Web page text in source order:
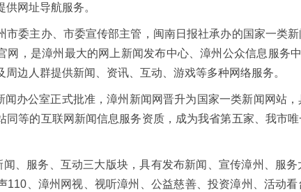
网址导航服务。
市委主办、市委宣传部主管，闽南日报社承办的国家一类
网，是漳州最大的网上新闻发布中心、漳州公众信息服务
边人群提供新闻、资讯、互动、游戏等多种网络服务。
闻办公室正式批准，漳州新闻网晋升为国家一类新闻网站
同等的互联网新闻信息服务资质，成为我省第五家、我市
闻、服务、互动三大版块，具有发布新闻、宣传漳州、服
110、漳州网视、视听漳州、公益慈善、投资漳州、活动